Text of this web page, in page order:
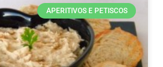
APERITIVOS E PETISCOS